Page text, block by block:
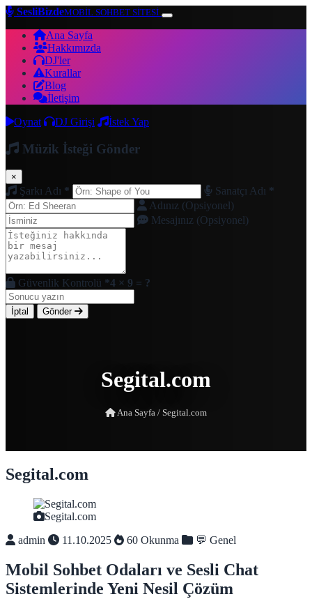
SesliBizdeMOBİL SOHBET SİTESİ
Ana Sayfa
Hakkımızda
DJ'ler
Kurallar
Blog
İletişim
Oynat
DJ Girişi İstek Yap
Müzik İsteği Gönder
×
Şarkı Adı * Sanatçı Adı *
Adınız (Opsiyonel)
Mesajınız (Opsiyonel)
Güvenlik Kontrolü *4 × 9 = ?
İptal Gönder
Segital.com
Ana Sayfa / Segital.com
Segital.com
Segital.com
admin
11.10.2025 60 Okunma 💬 Genel
Mobil Sohbet Odaları ve Sesli Chat
Sistemlerinde Yeni Nesil Çözüm